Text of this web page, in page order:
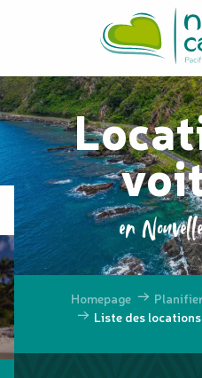
principal
en
Homepage
Liste des